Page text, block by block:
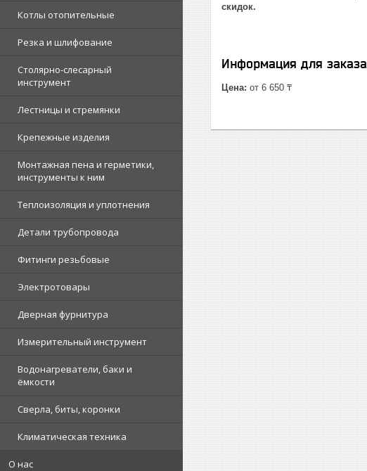
Котлы отопительные
Резка и шлифование
Столярно-слесарный
инструмент
Лестницы и стремянки
Крепежные изделия
Монтажная пена и герметики,
инструменты к ним
Теплоизоляция и уплотнения
Детали трубопровода
Фитинги резьбовые
Электротовары
Дверная фурнитура
Измерительный инструмент
Водонагреватели, баки и
ёмкости
Сверла, биты, коронки
Климатическая техника
О нас
скидок.
Информация для заказа
Цена: от 6 650 ₸